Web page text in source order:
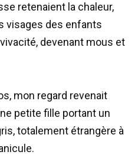
retenaient la chaleur,
visages des enfants
devenant mous et
mon regard revenait
petite fille portant un
totalement étrangère à